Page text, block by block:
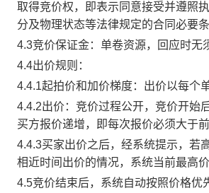
取得竞价权，即表示同意接受并遵照
分及物理状态等法律规定的合同必要条
4.3竞价保证金：单卷资源，回应时无
4.4出价规则：
4.4.1起拍价和加价梯度：出价以每个
4.4.2出价：竞价过程公开，竞价开始
买方报价递增，即每次报价必须大于
4.4.3买家出价之后，经系统提示，若
相近时间出价的情况，系统当前最高
4.5竞价结束后，系统自动按照价格